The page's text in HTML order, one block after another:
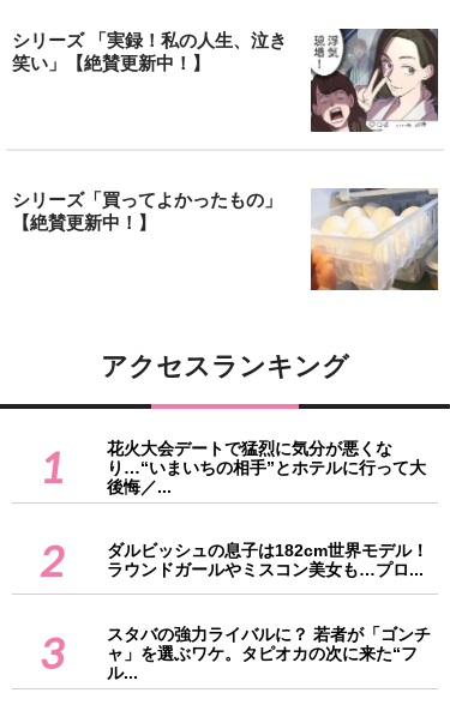
シリーズ 「実録！私の人生、泣き
笑い」【絶賛更新中！】
シリーズ「買ってよかったもの」
【絶賛更新中！】
アクセスランキング
1
花火大会デートで猛烈に気分が悪くな
り…“いまいちの相手”とホテルに行って大
後悔／...
2
ダルビッシュの息子は182cm世界モデル！
ラウンドガールやミスコン美女も…プロ...
3
スタバの強力ライバルに？ 若者が「ゴンチ
ャ」を選ぶワケ。タピオカの次に来た“フ
ル...